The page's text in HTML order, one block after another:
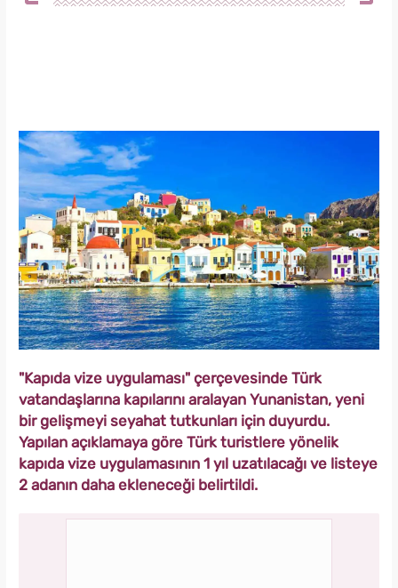
"Kapıda vize uygulaması" çerçevesinde Türk
vatandaşlarına kapılarını aralayan Yunanistan, yeni
bir gelişmeyi seyahat tutkunları için duyurdu.
Yapılan açıklamaya göre Türk turistlere yönelik
kapıda vize uygulamasının 1 yıl uzatılacağı ve listeye
2 adanın daha ekleneceği belirtildi.